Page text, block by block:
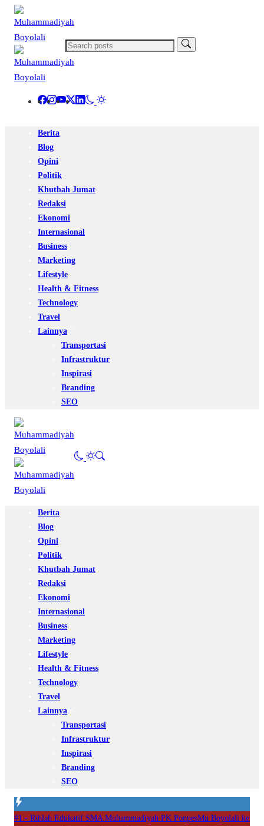
Berita
Blog
Opini
Politik
Khutbah Jumat
Redaksi
Ekonomi
Internasional
Business
Marketing
Lifestyle
Health & Fitness
Technology
Travel
Lainnya
Transportasi
Infrastruktur
Inspirasi
Branding
SEO
Berita
Blog
Opini
Politik
Khutbah Jumat
Redaksi
Ekonomi
Internasional
Business
Marketing
Lifestyle
Health & Fitness
Technology
Travel
Lainnya
Transportasi
Infrastruktur
Inspirasi
Branding
SEO
#1 - Rihlah Edukatif SMA Muhammadiyah PK PonpesMu Boyolali ke